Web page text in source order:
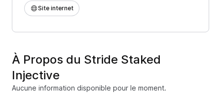
Site internet
À Propos du Stride Staked
Injective
Aucune information disponible pour le moment.